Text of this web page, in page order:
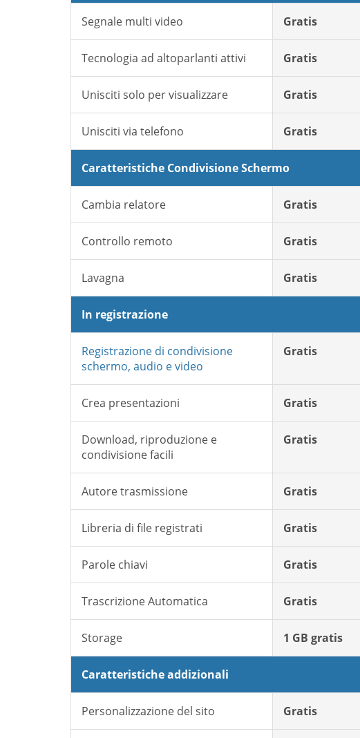
Segnale multi video Gratis
Tecnologia ad altoparlanti attivi Gratis
Unisciti solo per visualizzare Gratis
Unisciti via telefono Gratis
Caratteristiche Condivisione Schermo
Cambia relatore Gratis
Controllo remoto Gratis
Lavagna Gratis
In registrazione
Registrazione di condivisione
schermo, audio e video
Gratis
Crea presentazioni Gratis
Download, riproduzione e
condivisione facili
Gratis
Autore trasmissione Gratis
Libreria di file registrati Gratis
Parole chiavi Gratis
Trascrizione Automatica Gratis
Storage 1 GB gratis
Caratteristiche addizionali
Personalizzazione del sito Gratis